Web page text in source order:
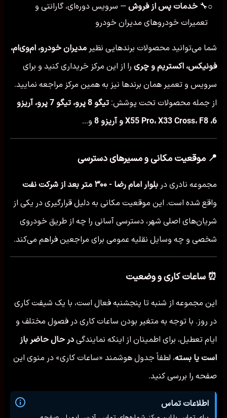
○
🔧 خدمات پس از فروش — سرویس دوره‌ای، گارانتی و
تعمیرات خودروهای مدیران خودرو
شما می‌توانید محصولات برندهایی نظیر مدیران خودرو، ام‌وی‌ام،
فونیکس، اکستریم و چری را از این مرکز خریداری کنید و برای
سرویس و تعمیر همان برندها نیز به همین مرکز مراجعه نمایید.
از جمله محصولات تحت پوشش:
تیگو 8 پرو، تیگو 7 پرو، آریزو
6، X55 Pro، X33 Cross، F8 و آریزو 8
و...
📍 موقعیت مکانی و مسیرهای دسترسی
مجموعه نادری در بلوار امام رضا - ۳۰۰ متر بعد از شرکت نفت
واقع شده است. این موقعیت مکانی به دلیل قرارگیری در یکی از
شریان‌های اصلی شهر، دسترسی آسانی را چه از طریق خودروی
شخصی و چه وسایل نقلیه عمومی برای مراجعین فراهم می‌کند.
⏰ ساعات کاری و وضعیت
این مجموعه از شنبه تا پنجشنبه فعال است، با یک شیفت کاری
در روز. با توجه به متغیر بودن ساعات کاری در فصول مختلف و
ایام تعطیل، برای اطمینان از اینکه نمایندگی در حال حاضر باز
است یا بسته، لطفاً جدول هوشمند «ساعات کاری» در منوی این
صفحه را بررسی کنید.
اطلاعات تماس